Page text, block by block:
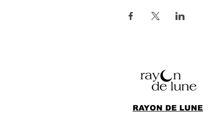
RAYON DE LUNE